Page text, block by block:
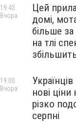
Цей
домі,
більше
на тлі
19:43
Вчора
нові
різко
серпні
19:00
Вчора